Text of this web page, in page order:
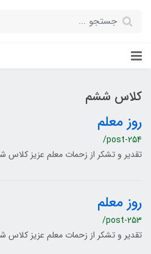
کلاس ششم
روز معلم
/post-254
تقدیر و تشکر از زحمات معلم عزیز کلاس
روز معلم
/post-253
تقدیر و تشکر از زحمات معلم عزیز کلاس